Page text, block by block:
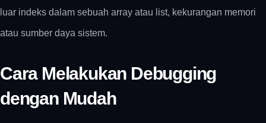
luar indeks dalam sebuah array atau list, kekurangan memori
atau sumber daya sistem.
Cara Melakukan Debugging
dengan Mudah